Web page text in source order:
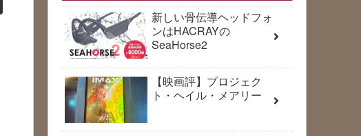
新しい骨伝導ヘッドフォ
ンはHACRAYの
SeaHorse2
【映画評】プロジェク
ト・ヘイル・メアリー